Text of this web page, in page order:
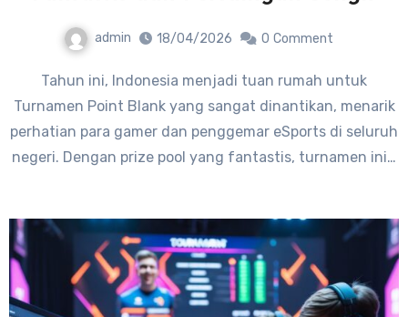
admin 18/04/2026 0 Comment
Tahun ini, Indonesia menjadi tuan rumah untuk
Turnamen Point Blank yang sangat dinantikan, menarik
perhatian para gamer dan penggemar eSports di seluruh
negeri. Dengan prize pool yang fantastis, turnamen ini…